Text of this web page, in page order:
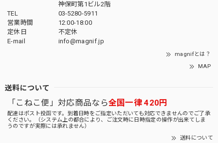
神保町第1ビル2階
TEL
03-5280-5911
営業時間
12:00-18:00
定休日
不定休
E-mail
info@magnif.jp
magnifとは？
MAP
送料について
「こねこ便」対応商品なら全国一律 420円
配達はポスト投函です。到着日時をご指定いただいても対応できませんのでご了承
ください。（システム上の都合により、ご注文時に日時指定の操作が出来てしま
うのですが実際には承れません）
送料について